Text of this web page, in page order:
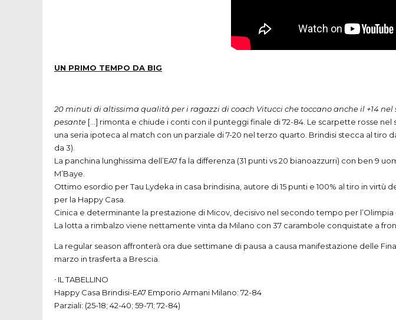
UN PRIMO TEMPO DA BIG
20 minuti di altissima qualità per i ragazzi di coach Vitucci che toccano anche il +14
pesante […] rimonta e chiude i conti con il punteggi finale di 72-84. Le scarpette rosse
una seria ipoteca al match con un parziale di 7-20 nel terzo quarto. Brindisi stecca al tiro
da 3).
La panchina lunghissima dell’EA7 fa la differenza (31 punti vs 20 bianoazzurri) con ben
M’Baye.
Ottimo esordio per Tau Lydeka in casa brindisina, autore di 15 punti e 100% al tiro in virtù
per la Happy Casa.
Cinica e determinante la prestazione di Micov, decisivo nel secondo tempo per l’Olimpia
La lotta a rimbalzo viene nettamente vinta da Milano con 37 carambole conquistate a
La regular season affronterà ora due settimane di pausa a causa manifestazione delle
marzo in trasferta a Brescia.
ᐧ ILTABELLINO
Happy Casa Brindisi-EA7 Emporio Armani Milano: 72-84
Parziali: (25-18; 42-40; 59-71; 72-84)